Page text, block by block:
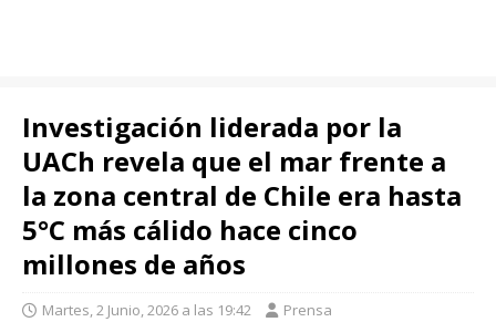
Investigación liderada por la
UACh revela que el mar frente a
la zona central de Chile era hasta
5°C más cálido hace cinco
millones de años
Martes, 2 Junio, 2026 a las 19:42 Prensa